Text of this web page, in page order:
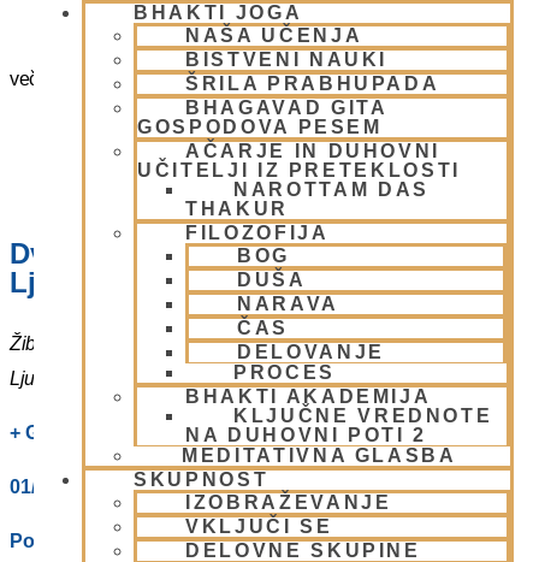
BHAKTI JOGA
NAŠA UČENJA
BISTVENI NAUKI
ŠRILA PRABHUPADA
BHAGAVAD GITA
GOSPODOVA PESEM
AČARJE IN DUHOVNI
UČITELJI IZ PRETEKLOSTI
NAROTTAM DAS
THAKUR
FILOZOFIJA
BOG
DUŠA
NARAVA
ČAS
DELOVANJE
PROCES
BHAKTI AKADEMIJA
KLJUČNE VREDNOTE
NA DUHOVNI POTI 2
MEDITATIVNA GLASBA
SKUPNOST
IZOBRAŽEVANJE
VKLJUČI SE
DELOVNE SKUPINE
več info na spodnji povezavi
NEDELJSKO SREČANJE
Dvorana – Center Hare Krišna v
Ljubljani
Žibertova 27
Ljubljana
Slovenia
+ Google Zemljevidi
01/ 4312319
Poglej Prizorišče spletno stran